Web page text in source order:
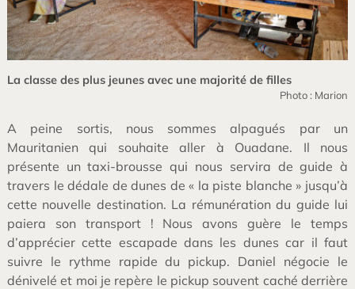
La classe des plus jeunes avec une majorité de filles
Photo : Marion
A peine sortis, nous sommes alpagués par un
Mauritanien qui souhaite aller à Ouadane. Il nous
présente un taxi-brousse qui nous servira de guide à
travers le dédale de dunes de « la piste blanche » jusqu’à
cette nouvelle destination. La rémunération du guide lui
paiera son transport ! Nous avons guère le temps
d’apprécier cette escapade dans les dunes car il faut
suivre le rythme rapide du pickup. Daniel négocie le
dénivelé et moi je repère le pickup souvent caché derrière